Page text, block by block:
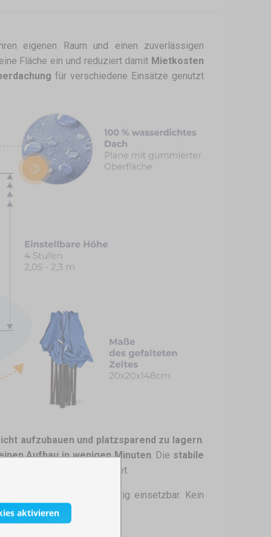
eigenen Raum und einen zuverlässigen
Fläche ein und reduziert damit Mietkosten
für verschiedene Einsätze genutzt
aufzubauen und platzsparend zu lagern.
Aufbau in wenigen Minuten. Die stabile
vor Regen und Sonne bietet.
ist vielseitig einsetzbar. Kein
aktivieren